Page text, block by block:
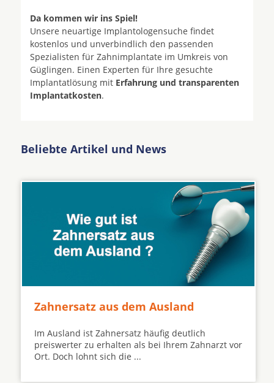
Da kommen wir ins Spiel!
Unsere neuartige Implantologensuche findet
kostenlos und unverbindlich den passenden
Spezialisten für Zahnimplantate im Umkreis von
Güglingen. Einen Experten für Ihre gesuchte
Implantatlösung mit Erfahrung und transparenten
Implantatkosten.
Beliebte Artikel und News
Zahnersatz aus dem Ausland
Im Ausland ist Zahnersatz häufig deutlich
preiswerter zu erhalten als bei Ihrem Zahnarzt vor
Ort. Doch lohnt sich die ...